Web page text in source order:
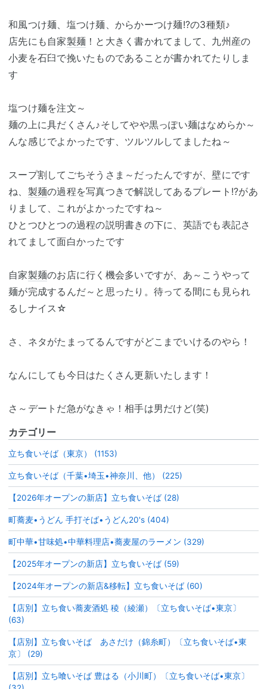
和風つけ麺、塩つけ麺、からかーつけ麺!?の3種類♪
店先にも自家製麺 ！と大きく書かれてまして、九州産の
小麦を石臼で挽いたものであることが書かれてたりしま
す
塩つけ麺を注文～
麺の上に具だくさん♪そしてやや黒っぽい麺はなめらか～
んな感じでよかったです、ツルツルしてましたね～
スープ割してごちそうさま～だったんですが、壁にです
ね、 製麺の過程を写真つきで解説してあるプレート!?があ
りまして、これがよかったですね～
ひとつひとつの過程の説明書きの下に、英語でも表記さ
れてまして面白かったです
自家製麺のお店に行く機会多いですが、あ～こうやって
麺が完成するんだ～と思ったり。待ってる間にも見られ
るしナイス☆
さ、ネタがたまってるんですがどこまでいけるのやら！
なんにしても今日はたくさん更新いたします！
さ～デートだ急がなきゃ！相手は男だけど(笑)
カテゴリー
立ち食いそば（東京） (1153)
立ち食いそば（千葉•埼玉•神奈川、他） (225)
【2026年オープンの新店】立ち食いそば (28)
町蕎麦•うどん 手打そば•うどん20's (404)
町中華•甘味処•中華料理店•蕎麦屋のラーメン (329)
【2025年オープンの新店】立ち食いそば (59)
【2024年オープンの新店&移転】立ち食いそば (60)
【店別】立ち食い蕎麦酒処 稜（綾瀬）〔立ち食いそば•東京〕
(63)
【店別】立ち食いそば あさだけ（錦糸町）〔立ち食いそば•東
京〕 (29)
【店別】立ち喰いそば 豊はる（小川町）〔立ち食いそば•東京〕